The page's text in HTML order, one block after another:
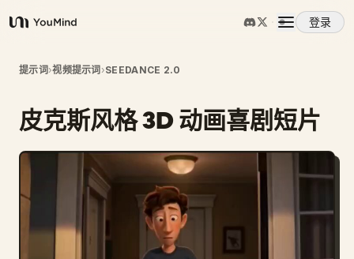
YouMind
登录
概览
使用案例
技能
提示词
提示词›视频提示词 ›SEEDANCE 2.0
皮克斯风格 3D 动画喜剧短片